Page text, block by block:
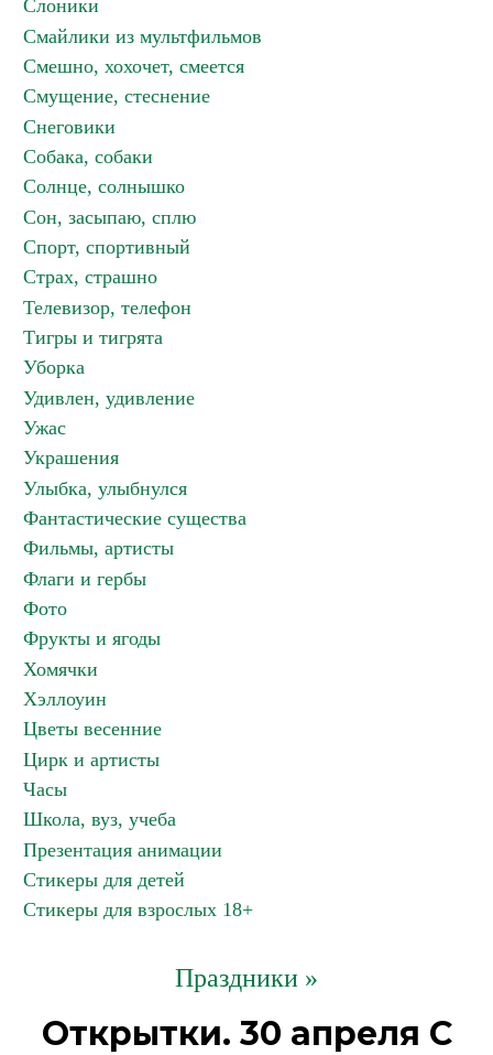
Слоники
Смайлики из мультфильмов
Смешно, хохочет, смеется
Смущение, стеснение
Снеговики
Собака, собаки
Солнце, солнышко
Сон, засыпаю, сплю
Спорт, спортивный
Страх, страшно
Телевизор, телефон
Тигры и тигрята
Уборка
Удивлен, удивление
Ужас
Украшения
Улыбка, улыбнулся
Фантастические существа
Фильмы, артисты
Флаги и гербы
Фото
Фрукты и ягоды
Хомячки
Хэллоуин
Цветы весенние
Цирк и артисты
Часы
Школа, вуз, учеба
Презентация анимации
Стикеры для детей
Стикеры для взрослых 18+
Праздники »
Открытки. 30 апреля С